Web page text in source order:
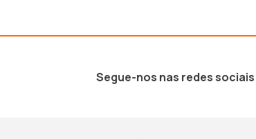
Segue-nos nas redes sociais